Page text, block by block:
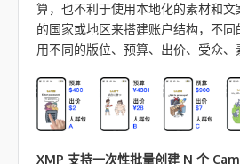
算，也不利于使用本地化的素材和
的国家或地区来搭建账户结构，不
用不同的版位、预算、出价、受众、
XMP 支持一次性批量创建 N 个